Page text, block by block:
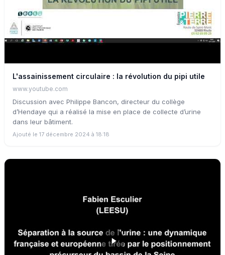
L'assainissement circulaire : la révolution du pipi utile
www.youtube.com
Discussion avec Philippe Bancon, directeur du collège
d’Hendaye qui a réalisé la mise en place de collecte d’urine
dans leur bâtiment.
Ajouté le 17 décembre 2024 à 18:18